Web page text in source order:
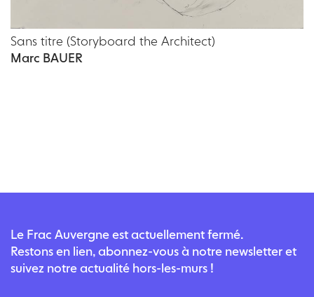
Sans titre (Storyboard the Architect)
Marc BAUER
Le Frac Auvergne est actuellement fermé.
Restons en lien, abonnez-vous à notre newsletter et
suivez notre actualité hors-les-murs !